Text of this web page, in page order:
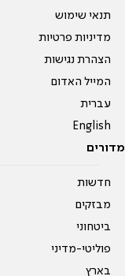
תנאי שימוש
מדיניות פרטיות
הצהרת נגישות
המייל האדום
עברית
English
מדורים
חדשות
מבזקים
ביטחוני
פוליטי-מדיני
בארץ